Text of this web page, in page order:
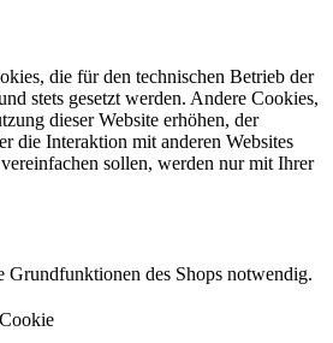
die für den technischen Betrieb der
stets gesetzt werden. Andere Cookies,
dieser Website erhöhen, der
die Interaktion mit anderen Websites
sollen, werden nur mit Ihrer
Grundfunktionen des Shops notwendig.